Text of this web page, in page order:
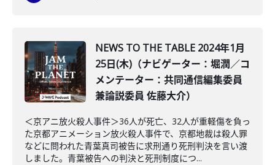
NEWS TO THE TABLE 2024年1月
25日(木)（ナビゲーター：堀潤／コ
メンテーター：共同通信編集委員
兼論説委員 佐藤大介）
＜京アニ放火殺人事件＞36人が死亡、32人が重軽傷を負っ
た京都アニメーション放火殺人事件で、京都地裁は殺人罪
などに問われた青葉真司被告に求刑通り死刑判決を言い渡
しました。青葉被告への判決と死刑制度につ...